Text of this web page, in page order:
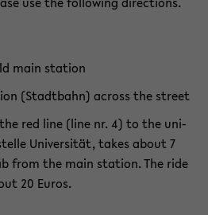
main sta­tion
(Stadt­bahn) across the street
red line (line nr. 4) to the uni­
Uni­ver­sität, takes about 7
from the main sta­tion. The ride
20 Euros.